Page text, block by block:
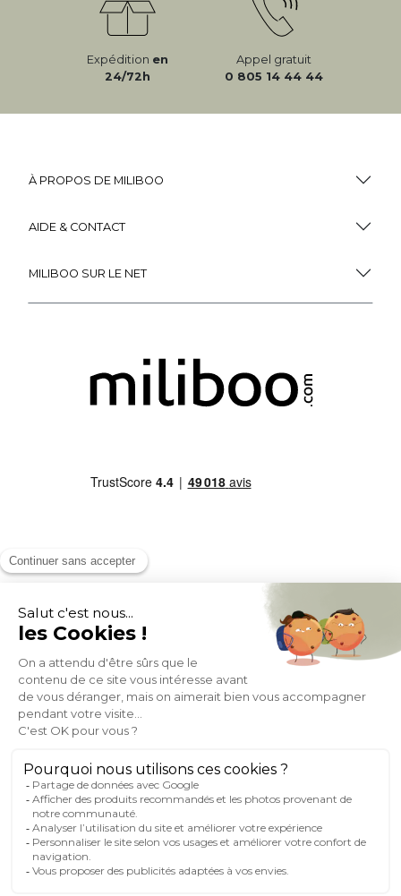
Expédition en
24/72h
Appel gratuit
0 805 14 44 44
À PROPOS DE MILIBOO
AIDE & CONTACT
MILIBOO SUR LE NET
MOYENS DE PAIEMENT
FRANCE